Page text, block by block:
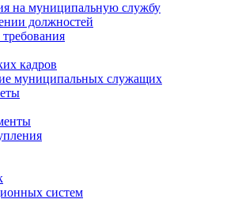
на муниципальную службу
должностей
кадров
муниципальных служащих
систем